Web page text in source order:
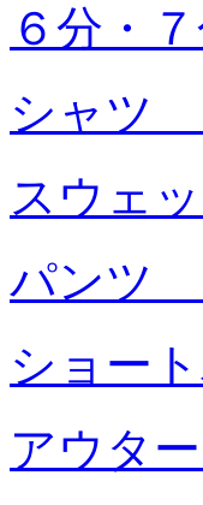
６分・
スウェ
パ
ショ
ア